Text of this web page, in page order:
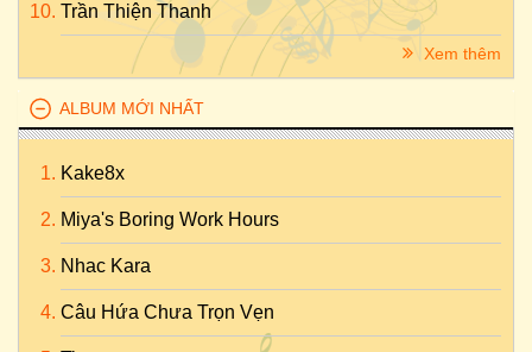
Trần Thiện Thanh
Xem thêm
ALBUM MỚI NHẤT
Kake8x
Miya's Boring Work Hours
Nhac Kara
Câu Hứa Chưa Trọn Vẹn